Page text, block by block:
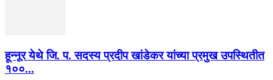
हून्नूर येथे जि. प. सदस्य प्रदीप खांडेकर यांच्या प्रमुख उपस्थितीत
१००...